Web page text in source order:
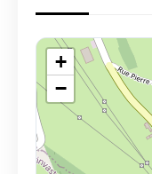
+
−